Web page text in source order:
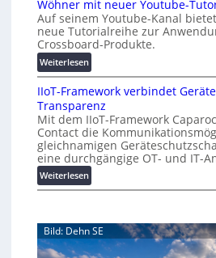
t
i
o
O
g
w
ä
c
s
w
e
K
o
s
t
e
n
f
a
l
l
e
A
Z
ü
r
i
c
h
:
T
r
e
f
f
p
n
k
t
Wöhner mit neuer Youtube-
Auf seinem Youtube-Kanal
neue Tutorialreihe zur
Crossboard-Produkte.
Weiterlesen:
W
ö
h
n
e
r
m
i
t
e
u
e
IIoT-Framework verbindet
Transparenz
Mit dem IIoT-Framework
Contact die
gleichnamigen
eine durchgängige OT- und IT-
Weiterlesen:
I
T
-
Bild: Dehn SE